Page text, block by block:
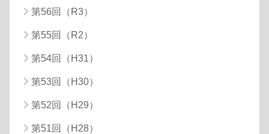
第56回（R3）
第55回（R2）
第54回（H31）
第53回（H30）
第52回（H29）
第51回（H28）